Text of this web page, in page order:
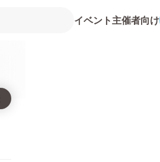
イベント主催者向け